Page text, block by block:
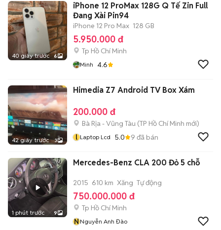
40 giây trước 6
iPhone 12 ProMax 128G Q Tế Zin Full
Đang Xài Pin94
iPhone 12 Pro Max 128 GB
5.950.000 đ
Tp Hồ Chí Minh
Minh 4.6
42 giây trước 3
Himedia Z7 Android TV Box Xám
200.000 đ
Bà Rịa - Vũng Tàu (TP Hồ Chí Minh mới)
l Laptop Lcd 5.0 9 đã bán
1 phút trước 9
Mercedes-Benz CLA 200 Đỏ 5 chỗ
2015 610 km Xăng Tự động
750.000.000 đ
Tp Hồ Chí Minh
NNguyễn Anh Đào